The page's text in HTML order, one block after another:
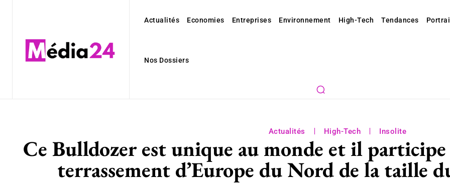
Actualités Economies Entreprises Environnement High-Tech Tendances
Nos Dossiers
Actualités High-Tech Insolite
Ce Bulldozer est unique au monde et il
terrassement d’Europe du Nord de la taille